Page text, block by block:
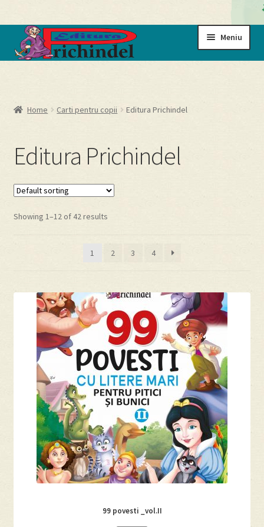
Sari
la
navigare
Sari
la
conținut
Meniu
Cart
Despre
Editura Prichindel
Contact
Home Carti pentru copii Editura Prichindel
Editura Prichindel
Showing 1–12 of 42 results
1 2 3 4
99 povesti _vol.II